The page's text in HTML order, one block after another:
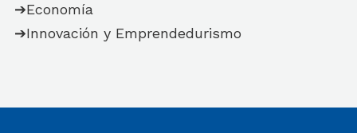
➔Economía
➔Innovación y Emprendedurismo